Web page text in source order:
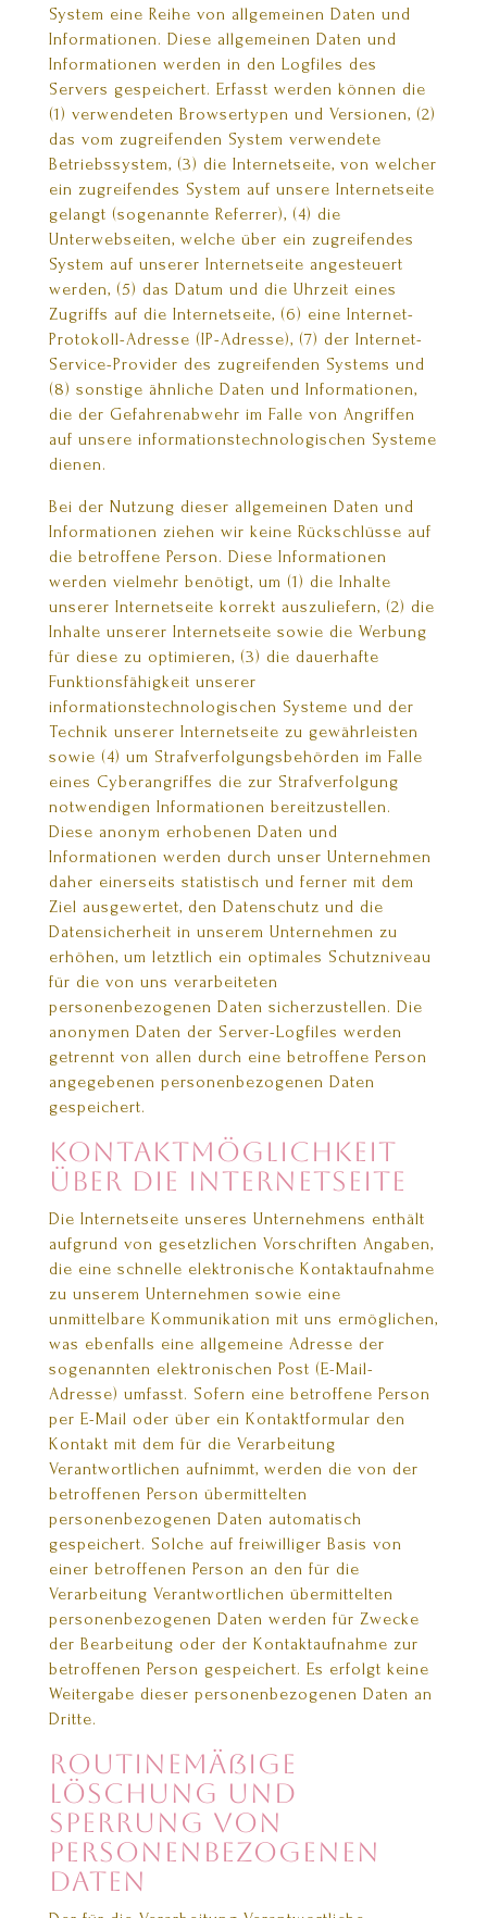
System eine Reihe von allgemeinen Daten und
Informationen. Diese allgemeinen Daten und
Informationen werden in den Logfiles des
Servers gespeichert. Erfasst werden können die
(1) verwendeten Browsertypen und Versionen, (2)
das vom zugreifenden System verwendete
Betriebssystem, (3) die Internetseite, von welcher
ein zugreifendes System auf unsere Internetseite
gelangt (sogenannte Referrer), (4) die
Unterwebseiten, welche über ein zugreifendes
System auf unserer Internetseite angesteuert
werden, (5) das Datum und die Uhrzeit eines
Zugriffs auf die Internetseite, (6) eine Internet-
Protokoll-Adresse (IP-Adresse), (7) der Internet-
Service-Provider des zugreifenden Systems und
(8) sonstige ähnliche Daten und Informationen,
die der Gefahrenabwehr im Falle von Angriffen
auf unsere informationstechnologischen Systeme
dienen.
Bei der Nutzung dieser allgemeinen Daten und
Informationen ziehen wir keine Rückschlüsse auf
die betroffene Person. Diese Informationen
werden vielmehr benötigt, um (1) die Inhalte
unserer Internetseite korrekt auszuliefern, (2) die
Inhalte unserer Internetseite sowie die Werbung
für diese zu optimieren, (3) die dauerhafte
Funktionsfähigkeit unserer
informationstechnologischen Systeme und der
Technik unserer Internetseite zu gewährleisten
sowie (4) um Strafverfolgungsbehörden im Falle
eines Cyberangriffes die zur Strafverfolgung
notwendigen Informationen bereitzustellen.
Diese anonym erhobenen Daten und
Informationen werden durch unser Unternehmen
daher einerseits statistisch und ferner mit dem
Ziel ausgewertet, den Datenschutz und die
Datensicherheit in unserem Unternehmen zu
erhöhen, um letztlich ein optimales Schutzniveau
für die von uns verarbeiteten
personenbezogenen Daten sicherzustellen. Die
anonymen Daten der Server-Logfiles werden
getrennt von allen durch eine betroffene Person
angegebenen personenbezogenen Daten
gespeichert.
Kontaktmöglichkeit
über die Internetseite
Die Internetseite unseres Unternehmens enthält
aufgrund von gesetzlichen Vorschriften Angaben,
die eine schnelle elektronische Kontaktaufnahme
zu unserem Unternehmen sowie eine
unmittelbare Kommunikation mit uns ermöglichen,
was ebenfalls eine allgemeine Adresse der
sogenannten elektronischen Post (E-Mail-
Adresse) umfasst. Sofern eine betroffene Person
per E-Mail oder über ein Kontaktformular den
Kontakt mit dem für die Verarbeitung
Verantwortlichen aufnimmt, werden die von der
betroffenen Person übermittelten
personenbezogenen Daten automatisch
gespeichert. Solche auf freiwilliger Basis von
einer betroffenen Person an den für die
Verarbeitung Verantwortlichen übermittelten
personenbezogenen Daten werden für Zwecke
der Bearbeitung oder der Kontaktaufnahme zur
betroffenen Person gespeichert. Es erfolgt keine
Weitergabe dieser personenbezogenen Daten an
Dritte.
Routinemäßige
Löschung und
Sperrung von
personenbezogenen
Daten